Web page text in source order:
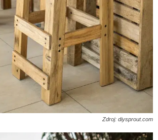
Zdroj: diysprout.com